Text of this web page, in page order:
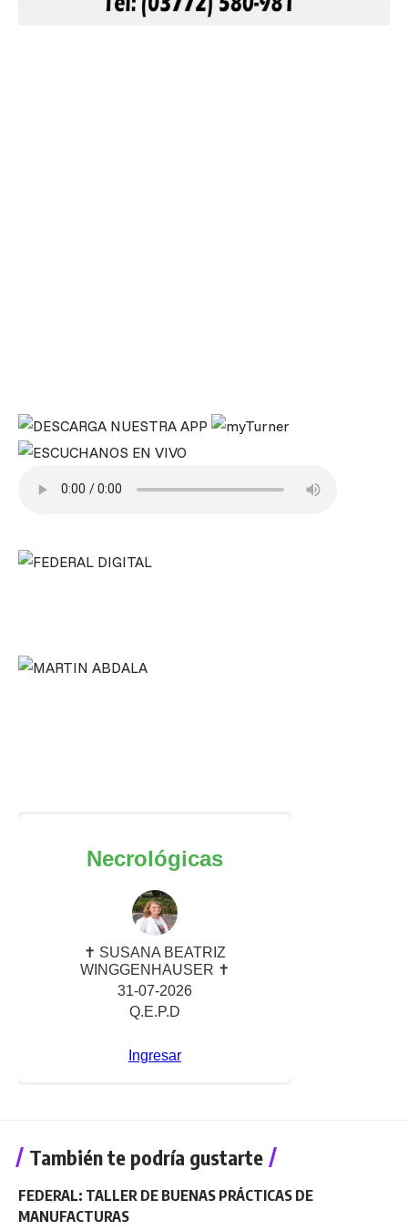
También te podría gustarte
FEDERAL: TALLER DE BUENAS PRÁCTICAS DE
MANUFACTURAS